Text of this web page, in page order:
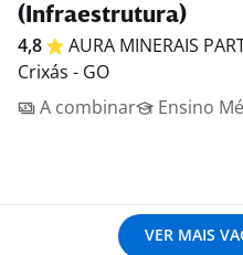
(Infraestrutura)
4,8 AURA MINERAIS
Crixás - GO
A combinar
Ensino
VER MAIS